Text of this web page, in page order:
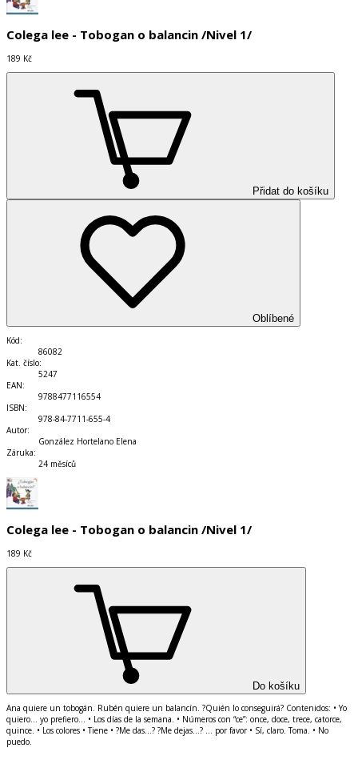
Colega lee - Tobogan o balancin /Nivel 1/
189 Kč
Přidat do košíku
Oblíbené
Kód:
86082
Kat. číslo:
5247
EAN:
9788477116554
ISBN:
978-84-7711-655-4
Autor:
González Hortelano Elena
Záruka:
24 měsíců
Colega lee - Tobogan o balancin /Nivel 1/
189 Kč
Do košíku
Ana quiere un tobogán. Rubén quiere un balancín. ?Quién lo conseguirá? Contenidos: • Yo
quiero… yo prefiero… • Los días de la semana. • Números con “ce”: once, doce, trece, catorce,
quince. • Los colores • Tiene • ?Me das…? ?Me dejas…? … por favor • Sí, claro. Toma. • No
puedo.